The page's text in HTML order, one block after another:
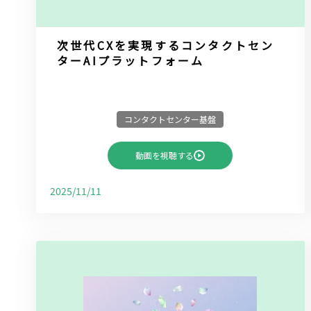
次世代CXを実現するコンタクトセン
ターAIプラットフォーム
コンタクトセンター基盤
動画を視聴する
2025/11/11